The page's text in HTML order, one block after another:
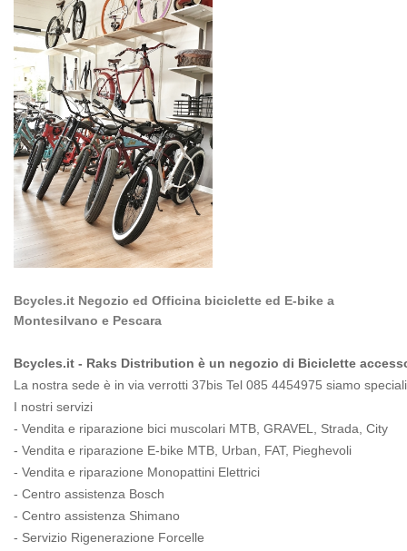
Bcycles.it Negozio ed Officina biciclette ed E-bike a
Montesilvano e Pescara
Bcycles.it - Raks Distribution è un negozio di Biciclette
La nostra sede è in via verrotti 37bis Tel 085 4454975 siamo
I nostri servizi
- Vendita e riparazione bici muscolari MTB, GRAVEL, Strada, City
- Vendita e riparazione E-bike MTB, Urban, FAT, Pieghevoli
- Vendita e riparazione Monopattini Elettrici
- Centro assistenza Bosch
- Centro assistenza Shimano
- Servizio Rigenerazione Forcelle